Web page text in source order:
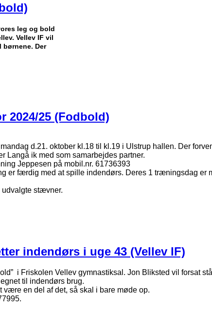
leg og bold
Vellev IF vil
Der
2024/25 (Fodbold)
d.21. oktober kl.18 til kl.19 i Ulstrup hallen. Der
Langå ik med som samarbejdes partner.
Jeppesen på mobil.nr. 61736393
er færdig med at spille indendørs. Deres 1 træningsdag er
udvalgte stævner.
indendørs i uge 43 (Vellev IF)
i Friskolen Vellev gymnastiksal. Jon Bliksted vil forsat
til indendørs brug.
være en del af det, så skal i bare møde op.